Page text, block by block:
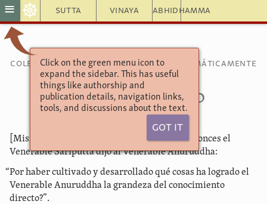
Sutta Vinaya Abhidhamma
≡ ☸
Click on the green menu icon to
expand the sidebar. This has useful
things like authorship and
publication details, navigation links,
tools, and discussions about the text.
Got It
Colección de discursos agrupados temáticamente
Loka Sutta
47.28. El mundo
[Mismo escenario que el sutta anterior]… Entonces el
Venerable Sariputta dijo al Venerable Anuruddha:
“Por haber cultivado y desarrollado qué cosas ha logrado el
Venerable Anuruddha la grandeza del conocimiento
directo?”.